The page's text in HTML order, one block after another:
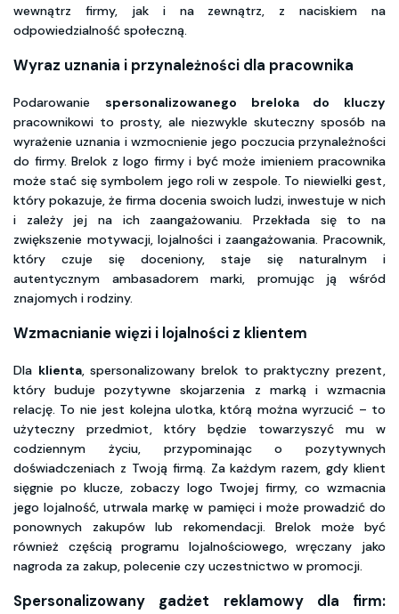
wewnątrz firmy, jak i na zewnątrz, z naciskiem na
odpowiedzialność społeczną.
Wyraz uznania i przynależności dla pracownika
Podarowanie spersonalizowanego breloka do kluczy
pracownikowi to prosty, ale niezwykle skuteczny sposób na
wyrażenie uznania i wzmocnienie jego poczucia przynależności
do firmy. Brelok z logo firmy i być może imieniem pracownika
może stać się symbolem jego roli w zespole. To niewielki gest,
który pokazuje, że firma docenia swoich ludzi, inwestuje w nich
i zależy jej na ich zaangażowaniu. Przekłada się to na
zwiększenie motywacji, lojalności i zaangażowania. Pracownik,
który czuje się doceniony, staje się naturalnym i
autentycznym ambasadorem marki, promując ją wśród
znajomych i rodziny.
Wzmacnianie więzi i lojalności z klientem
Dla klienta, spersonalizowany brelok to praktyczny prezent,
który buduje pozytywne skojarzenia z marką i wzmacnia
relację. To nie jest kolejna ulotka, którą można wyrzucić – to
użyteczny przedmiot, który będzie towarzyszyć mu w
codziennym życiu, przypominając o pozytywnych
doświadczeniach z Twoją firmą. Za każdym razem, gdy klient
sięgnie po klucze, zobaczy logo Twojej firmy, co wzmacnia
jego lojalność, utrwala markę w pamięci i może prowadzić do
ponownych zakupów lub rekomendacji. Brelok może być
również częścią programu lojalnościowego, wręczany jako
nagroda za zakup, polecenie czy uczestnictwo w promocji.
Spersonalizowany gadżet reklamowy dla firm: